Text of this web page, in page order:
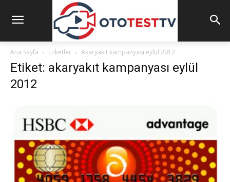
Ana Sayfa Etiketler Akaryakıt kampanyası eylül 2012
Etiket: akaryakıt kampanyası eylül
2012